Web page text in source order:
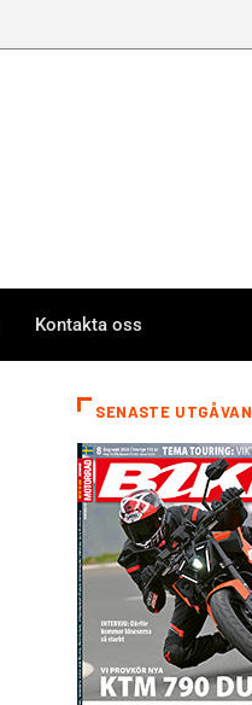
Kontakta oss
SENASTE UTGÅVAN